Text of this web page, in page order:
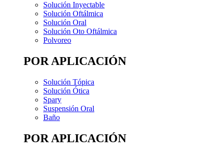
Solución Inyectable
Solución Oftálmica
Solución Oral
Solución Oto Oftálmica
Polvoreo
POR APLICACIÓN
Solución Tópica
Solución Ótica
Spary
Suspensión Oral
Baño
POR APLICACIÓN